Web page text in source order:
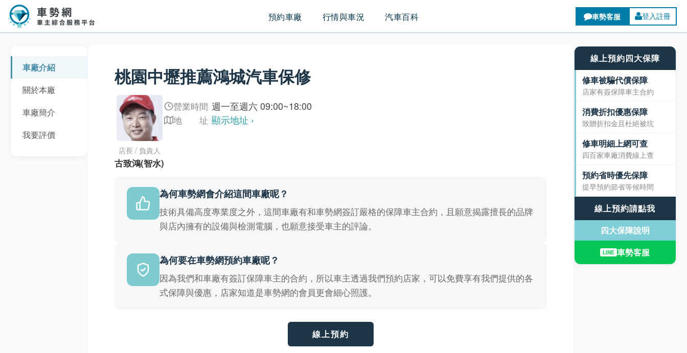
登入註冊
預約車廠 行情與車況 汽車百科
車廠介紹
關於本廠
車廠簡介
我要評價
桃園中壢推薦鴻城汽車保修
店長 / 負責人
古致鴻(智水)
營業時間 週一至週六 09:00~18:00
地 址 顯示地址 ›
為何車勢網會介紹這間車廠呢？
技術具備高度專業度之外，這間車廠有和車勢網簽訂嚴格的保障車主合約，且願意揭露擅長的品牌
與店內擁有的設備與檢測電腦，也願意接受車主的評論。
為何要在車勢網預約車廠呢？
因為我們和車廠有簽訂保障車主的合約，所以車主透過我們預約店家，可以免費享有我們提供的各
式保障與優惠，店家知道是車勢網的會員更會細心照護。
線上預約
線上預約四大保障
修車被騙代償保障
店家有簽保障車主合約
消費折扣優惠保障
致贈折扣金且杜絕被坑
修車明細上網可查
四百家車廠消費線上查
預約省時優先保障
提早預約節省等候時間
線上預約請點我
四大保障說明
LINE 車勢客服